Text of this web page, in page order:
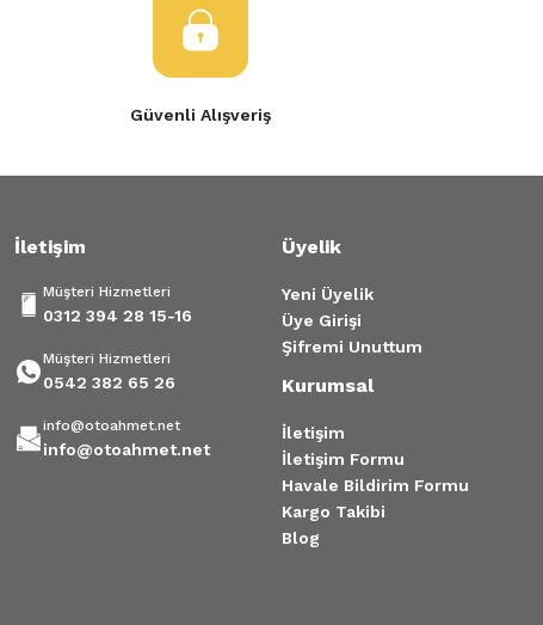
Ürün resmi kalitesiz, bozuk veya görüntülenemiyor.
Ürün açıklamasında eksik bilgiler bulunuyor.
Ürün bilgilerinde hatalar bulunuyor.
Ürün fiyatı diğer sitelerden daha pahalı.
Güvenli Alışveriş
İletişim
Müşteri Hizmetleri
0312 394 28 15-16
Müşteri Hizmetleri
0542 382 65 26
info@otoahmet.net
info@otoahmet.net
Üyelik
Yeni Üyelik
Üye Girişi
Şifremi Unuttum
Kurumsal
İletişim
İletişim Formu
Havale Bildirim Formu
Kargo Takibi
Blog